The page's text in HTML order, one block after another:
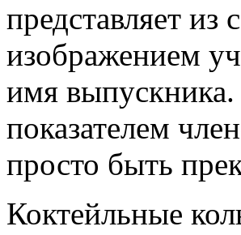
представляет из
изображением
имя выпускника.
показателем
просто быть
Коктейльные